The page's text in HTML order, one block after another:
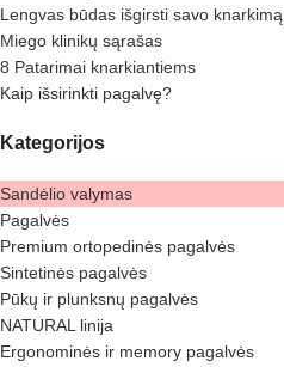
Lengvas būdas išgirsti savo knarkimą
Miego klinikų sąrašas
8 Patarimai knarkiantiems
Kaip išsirinkti pagalvę?
Kategorijos
Sandėlio valymas
Pagalvės
Premium ortopedinės pagalvės
Sintetinės pagalvės
Pūkų ir plunksnų pagalvės
NATURAL linija
Ergonominės ir memory pagalvės